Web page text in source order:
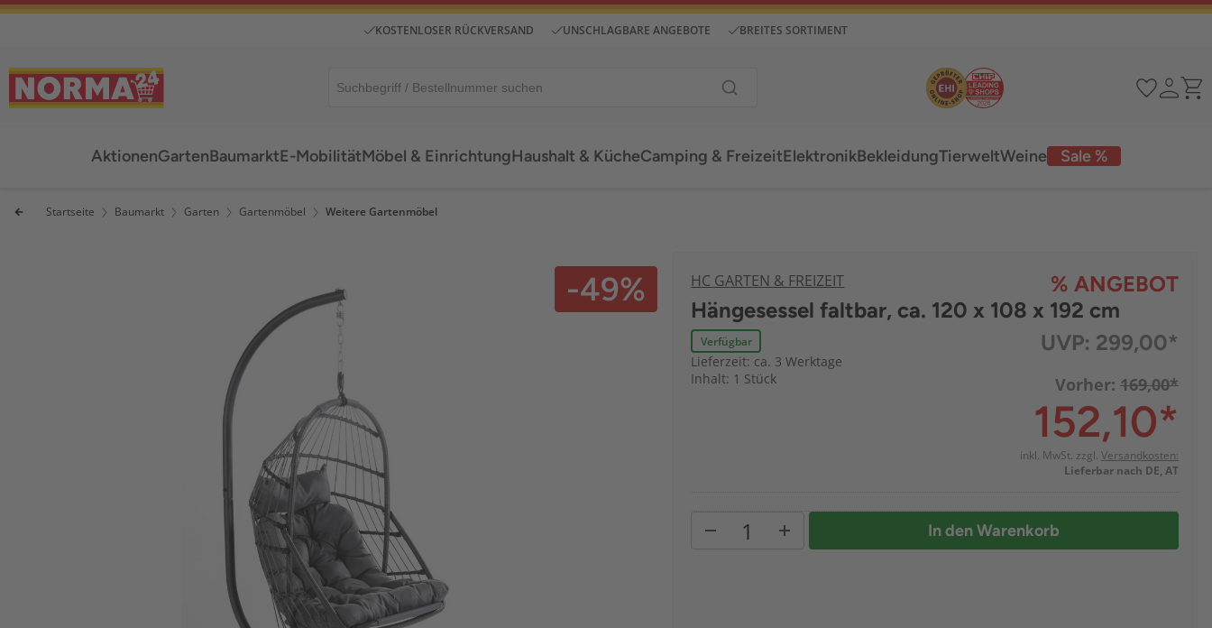
KOSTENLOSER RÜCKVERSAND UNSCHLAGBARE ANGEBOTE BREITES SORTIMENT
AktionenGartenBaumarktE-MobilitätMöbel & EinrichtungHaushalt & KücheCamping & Freizeit Sale %
ElektronikBekleidungTierweltWeine
Startseite Baumarkt Garten Gartenmöbel Weitere Gartenmöbel
-49% HC GARTEN & FREIZEIT
% ANGEBOT
Hängesessel faltbar, ca. 120 x 108 x 192 cm
Verfügbar
Lieferzeit: ca. 3 Werktage
Inhalt: 1 Stück
UVP: 299,00*
Vorher: 169,00*
152,10*
inkl. MwSt. zzgl. Versandkosten:
Lieferbar nach DE, AT
In den Warenkorb